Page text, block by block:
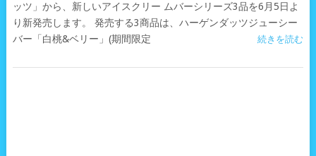
ッツ」から、新しいアイスクリー ムバーシリーズ3品を6月5日よ
り新発売します。 発売する3商品は、ハーゲンダッツジューシー
バー「白桃&ベリー」(期間限定
続きを読む